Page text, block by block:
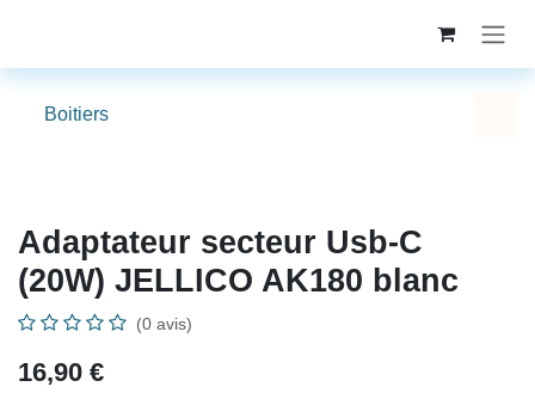
Boitiers
Adaptateur secteur Usb-C (20W)
JELLICO AK180 blanc
(0 avis)
16,90€